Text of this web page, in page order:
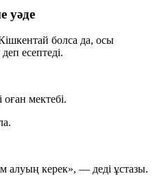
уәде
болса да, осы
есептеді.
мектебі.
алуың керек», — деді ұстазы.